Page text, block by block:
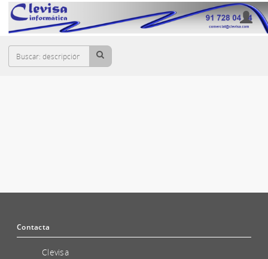
Cesta
GARANTÍAS SAI-UPS
Contacta
Clevisa